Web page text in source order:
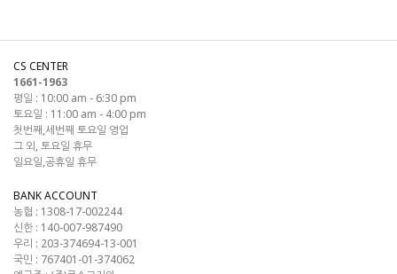
CS CENTER
1661-1963
평일 : 10:00 am - 6:30 pm
토요일 : 11:00 am - 4:00 pm
첫번째,세번째 토요일 영업
그 외, 토요일 휴무
일요일,공휴일 휴무
BANK ACCOUNT
농협 : 1308-17-002244
신한 : 140-007-987490
우리 : 203-374694-13-001
국민 : 767401-01-374062